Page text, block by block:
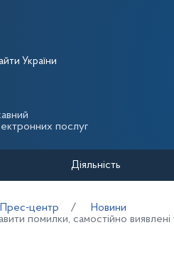
сторінка
України
послуг
Діяльність
Прес-центр
Новини
помилки, самостійно